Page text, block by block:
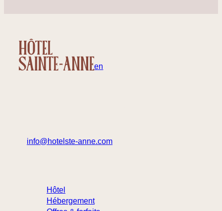
en
info@hotelste-anne.com
Hôtel
Hébergement